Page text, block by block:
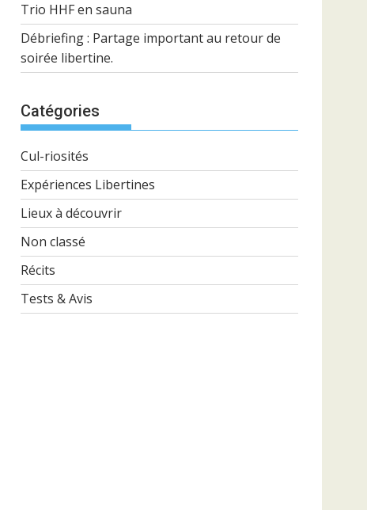
Trio HHF en sauna
Débriefing : Partage important au retour de
soirée libertine.
Catégories
Cul-riosités
Expériences Libertines
Lieux à découvrir
Non classé
Récits
Tests & Avis